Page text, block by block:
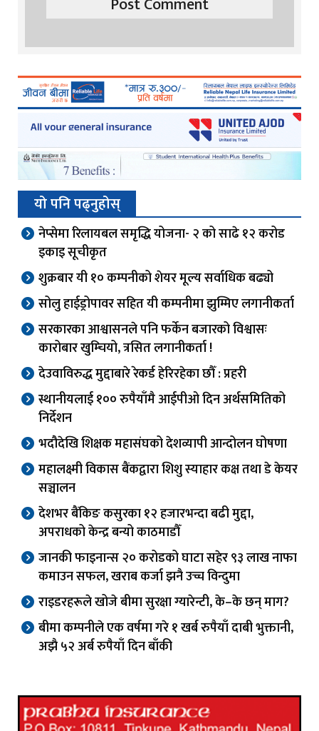
यो पनि पढ्नुहोस्
नेप्सेमा रिलायबल समृद्धि योजना- २ को साढे १२ करोड
इकाइ सूचीकृत
शुक्रबार यी १० कम्पनीको शेयर मूल्य सर्वाधिक बढ्यो
सोलु हाईड्रोपावर सहित यी कम्पनीमा झुम्मिए लगानीकर्ता
सरकारका आश्वासनले पनि फर्केन बजारको विश्वासः
कारोबार खुम्चियो, त्रसित लगानीकर्ता !
देउवाविरुद्ध मुद्दाबारे रेकर्ड हेरिरहेका छौँ : प्रहरी
स्थानीयलाई १०० रुपैयाँमै आईपीओ दिन अर्थसमितिको
निर्देशन
भदौदेखि शिक्षक महासंघको देशव्यापी आन्दोलन घोषणा
महालक्ष्मी विकास बैंकद्वारा शिशु स्याहार कक्ष तथा डे केयर
सञ्चालन
देशभर बैंकिङ कसुरका १२ हजारभन्दा बढी मुद्दा,
अपराधको केन्द्र बन्यो काठमाडौँ
जानकी फाइनान्स २० करोडको घाटा सहेर ९३ लाख नाफा
कमाउन सफल, खराब कर्जा झनै उच्च विन्दुमा
राइडरहरूले खोजे बीमा सुरक्षा ग्यारेन्टी, के–के छन् माग?
बीमा कम्पनीले एक वर्षमा गरे १ खर्ब रुपैयाँ दाबी भुक्तानी,
अझै ५२ अर्ब रुपैयाँ दिन बाँकी